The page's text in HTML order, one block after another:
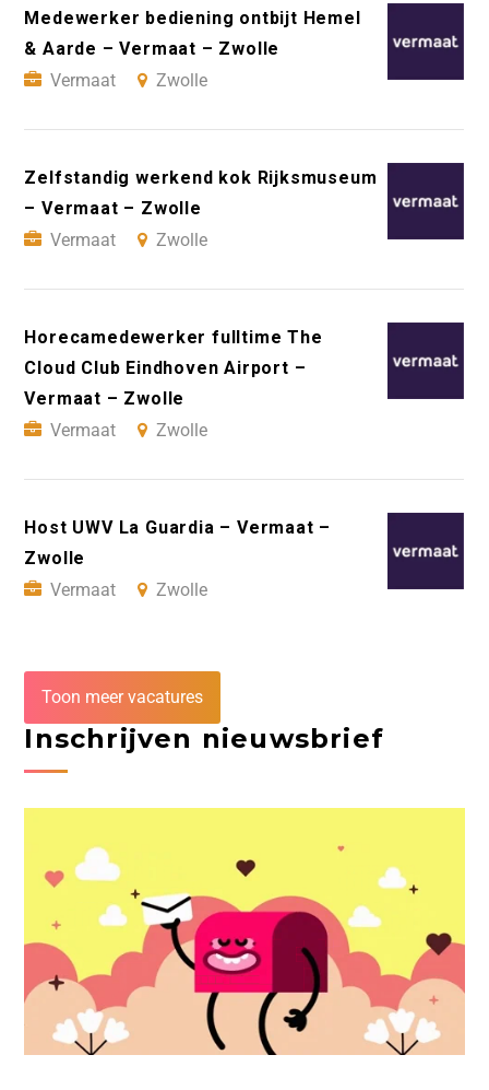
Medewerker bediening ontbijt Hemel
& Aarde – Vermaat – Zwolle
Vermaat
Zwolle
Zelfstandig werkend kok Rijksmuseum
– Vermaat – Zwolle
Vermaat
Zwolle
Horecamedewerker fulltime The
Cloud Club Eindhoven Airport –
Vermaat – Zwolle
Vermaat
Zwolle
Host UWV La Guardia – Vermaat –
Zwolle
Vermaat
Zwolle
Toon meer vacatures
Inschrijven nieuwsbrief